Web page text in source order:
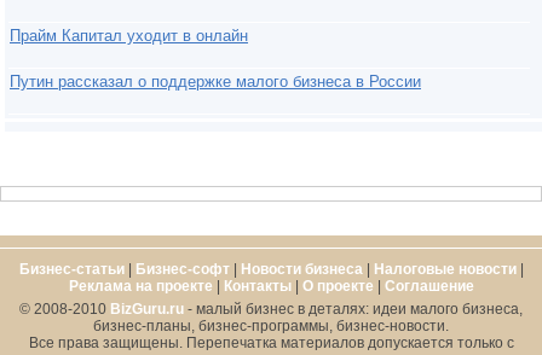
Прайм Капитал уходит в онлайн
Путин рассказал о поддержке малого бизнеса в России
Бизнес-статьи| Бизнес-софт| Новости бизнеса | Налоговые новости|
Реклама на проекте | Контакты| О проекте | Cоглашение
© 2008-2010 BizGuru.ru - малый бизнес в деталях: идеи малого бизнеса,
бизнес-планы, бизнес-программы, бизнес-новости.
Все права защищены. Перепечатка материалов допускается только с